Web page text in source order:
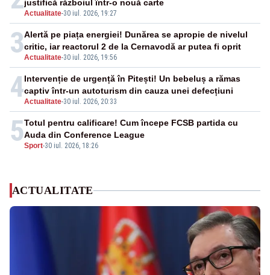
Actualitate-30 iul. 2026, 19:27
justifică războiul într-o nouă carte
3Actualitate-30 iul. 2026, 19:56
Alertă pe piața energiei! Dunărea se apropie de nivelul
critic, iar reactorul 2 de la Cernavodă ar putea fi oprit
4Actualitate-30 iul. 2026, 20:33
Intervenție de urgență în Pitești! Un bebeluș a rămas
captiv într-un autoturism din cauza unei defecțiuni
5Sport-30 iul. 2026, 18:26
Totul pentru calificare! Cum începe FCSB partida cu
Auda din Conference League
ACTUALITATE